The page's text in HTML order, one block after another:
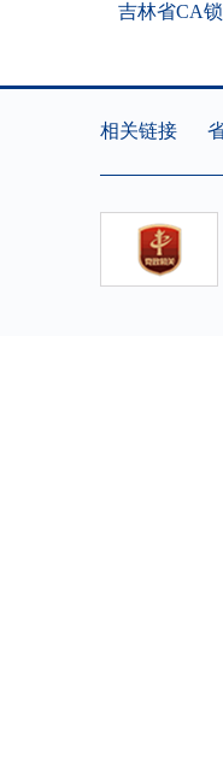
吉林省CA
相关链接